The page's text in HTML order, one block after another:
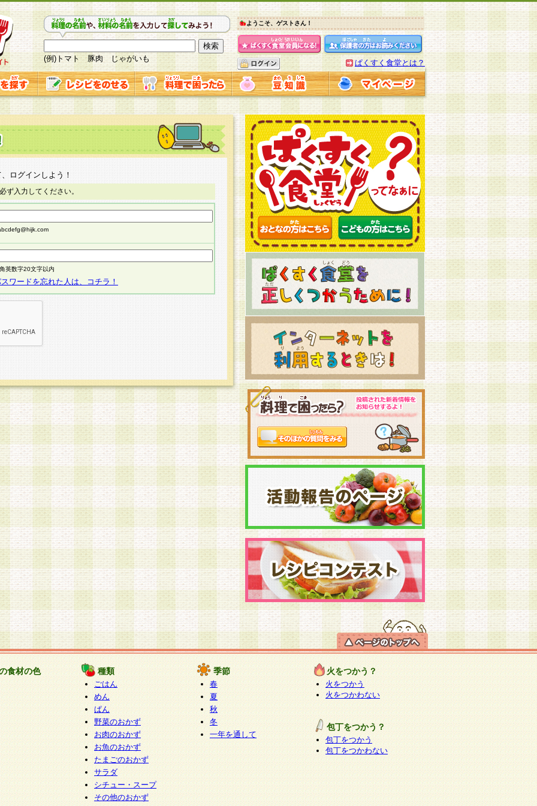
(例)トマト 豚肉 じゃがいも
ようこそ、ゲストさん！
ぱくすく食堂とは？
ログインしよう！
ず入力してください。
英数字20文字以内
ワードを忘れた人は、コチラ！
食材の色 種類
ごはん
めん
ぱん
野菜のおかず
お肉のおかず
お魚のおかず
たまごのおかず
サラダ
シチュー・スープ
その他のおかず
季節
春
夏
秋
冬
一年を通して
火をつかう？
火をつかう
火をつかわない
包丁をつかう？
包丁をつかう
包丁をつかわない